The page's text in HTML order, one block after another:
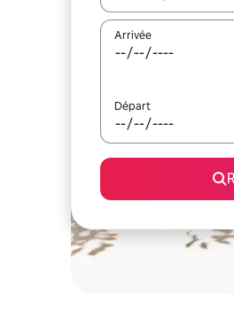
Arrivée
Départ